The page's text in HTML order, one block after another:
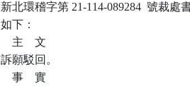
新北環稽字第 21-114-089284  號裁
如下：
    主    文
訴願駁回。
    事    實